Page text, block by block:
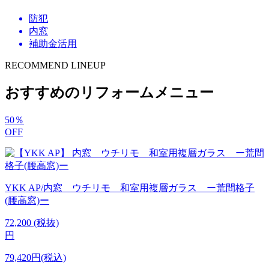
防犯
内窓
補助金活用
RECOMMEND LINEUP
おすすめのリフォームメニュー
50％
OFF
YKK AP/内窓 ウチリモ 和室用複層ガラス ー荒間格子
(腰高窓)ー
72,200 (税抜)
円
79,420円(税込)